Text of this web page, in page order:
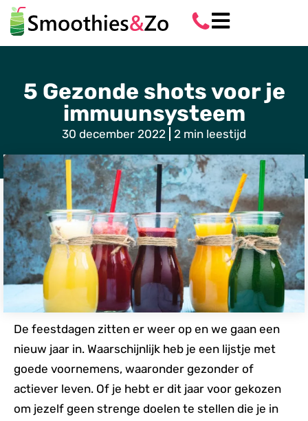
5 Gezonde shots voor je
immuunsysteem
30 december 2022 2 min leestijd
De feestdagen zitten er weer op en we gaan een
nieuw jaar in. Waarschijnlijk heb je een lijstje met
goede voornemens, waaronder gezonder of
actiever leven. Of je hebt er dit jaar voor gekozen
om jezelf geen strenge doelen te stellen die je in